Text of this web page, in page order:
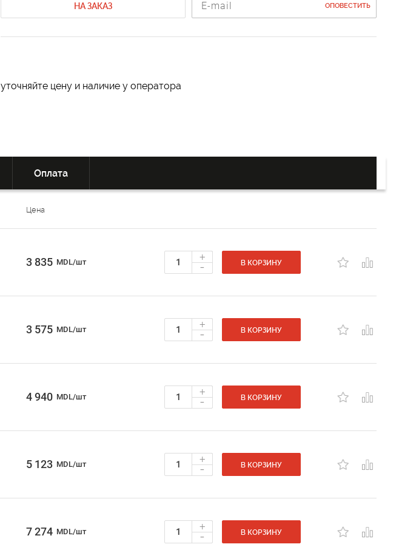
НА ЗАКАЗ ОПОВЕСТИТЬ
уточняйте цену и наличие у оператора
Оплата
Цена
3 835 MDL/шт +
- В КОРЗИНУ
3 575 MDL/шт +
- В КОРЗИНУ
4 940 MDL/шт +
- В КОРЗИНУ
5 123 MDL/шт +
- В КОРЗИНУ
7 274 MDL/шт +
- В КОРЗИНУ